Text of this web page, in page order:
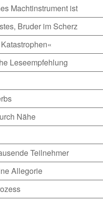
Machtinstrument ist
Bruder im Scherz
Leseempfehlung
Nähe
Teilnehmer
Allegorie